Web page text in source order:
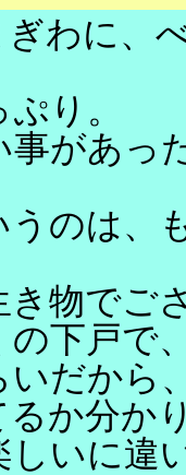
ぎわに、
り。
事があっ
のは、
き物でご
下戸で
いだから
か分か
しいに違